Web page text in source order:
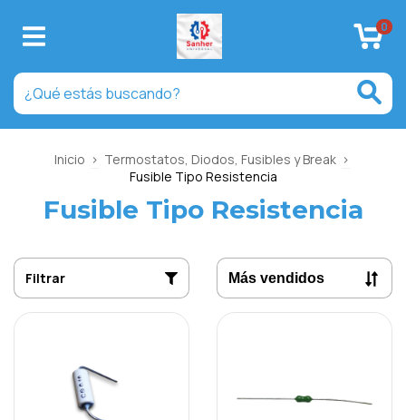
0
Inicio > Termostatos, Diodos, Fusibles y Break >
Fusible Tipo Resistencia
Fusible Tipo Resistencia
Filtrar